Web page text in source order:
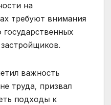
на
требуют внимания
важность
труда, призвал
подходы к